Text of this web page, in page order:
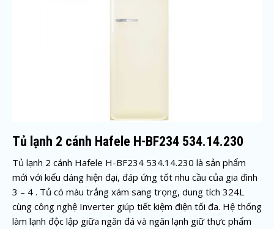
Tủ lạnh 2 cánh Hafele H-BF234 534.14.230
Tủ lạnh 2 cánh Hafele H-BF234 534.14.230 là sản phẩm
mới với kiểu dáng hiện đại, đáp ứng tốt nhu cầu của gia đình
3 – 4 . Tủ có màu trắng xám sang trọng, dung tích 324L
cùng công nghệ Inverter giúp tiết kiệm điện tối đa. Hệ thống
làm lạnh độc lập giữa ngăn đá và ngăn lạnh giữ thực phẩm